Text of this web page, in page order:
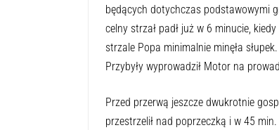
będących dotychczas podstawowymi
celny strzał padł już w 6 minucie,
strzale Popa minimalnie minęła
Przybyły wyprowadził Motor na
Przed przerwą jeszcze dwukrotnie
przestrzelił nad poprzeczką i w 45